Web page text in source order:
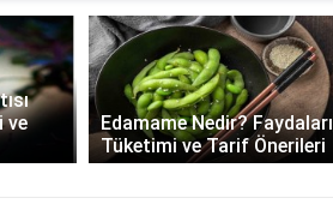
ve
Edamame Nedir?
Tüketimi ve Tarif Önerileri